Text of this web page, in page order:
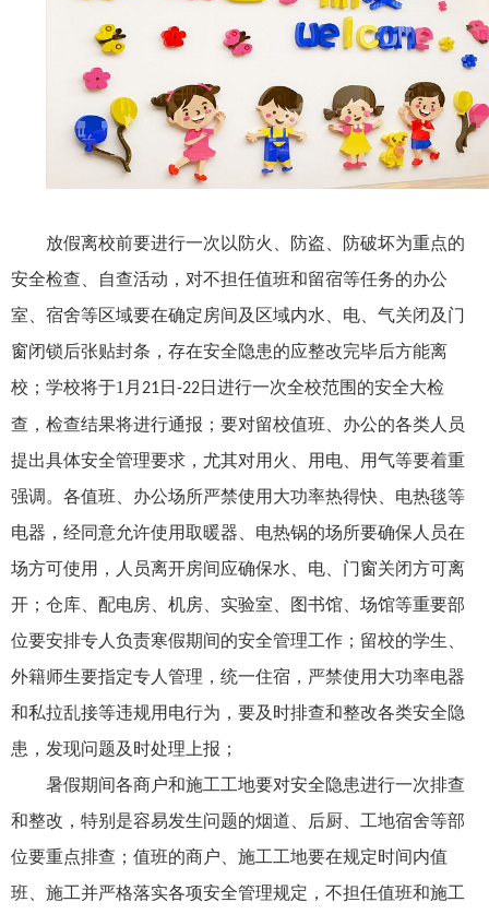
放假离校前要进行一次以防火、防盗、防破坏为重点的
安全检查、自查活动，对不担任值班和留宿等任务的办公
室、宿舍等区域要在确定房间及区域内水、电、气关闭及门
窗闭锁后张贴封条，存在安全隐患的应整改完毕后方能离
校；学校将于1 月 21日 -22日进行一次全校范围的安全大检
查，检查结果将进行通报；要对留校值班、办公的各类人员
提出具体安全管理要求，尤其对用火、用电、用气等要着重
强调。各值班、办公场所严禁使用大功率热得快、电热毯等
电器，经同意允许使用取暖器、电热锅的场所要确保人员在
场方可使用，人员离开房间应确保水、电、门窗关闭方可离
开；仓库、配电房、机房、实验室、图书馆、场馆等重要部
位要安排专人负责寒假期间的安全管理工作；留校的学生、
外籍师生要指定专人管理，统一住宿，严禁使用大功率电器
和私拉乱接等违规用电行为，要及时排查和整改各类安全隐
患，发现问题及时处理上报；
暑假期间各商户和施工工地要对安全隐患进行一次排查
和整改，特别是容易发生问题的烟道、后厨、工地宿舍等部
位要重点排查；值班的商户、施工工地要在规定时间内值
班、施工并严格落实各项安全管理规定，不担任值班和施工